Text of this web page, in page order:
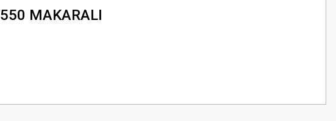
MAKARALI